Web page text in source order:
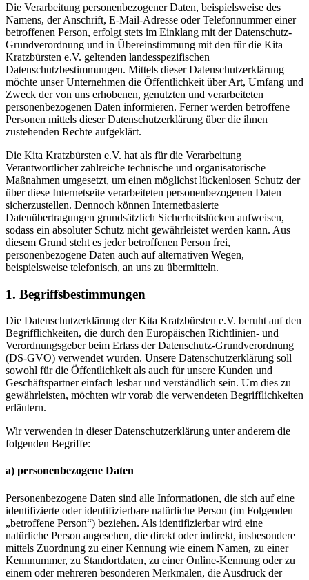
Die Verarbeitung personenbezogener Daten, beispielsweise des
Namens, der Anschrift, E-Mail-Adresse oder Telefonnummer einer
betroffenen Person, erfolgt stets im Einklang mit der Datenschutz-
Grundverordnung und in Übereinstimmung mit den für die Kita
Kratzbürsten e.V. geltenden landesspezifischen
Datenschutzbestimmungen. Mittels dieser Datenschutzerklärung
möchte unser Unternehmen die Öffentlichkeit über Art, Umfang und
Zweck der von uns erhobenen, genutzten und verarbeiteten
personenbezogenen Daten informieren. Ferner werden betroffene
Personen mittels dieser Datenschutzerklärung über die ihnen
zustehenden Rechte aufgeklärt.
Die Kita Kratzbürsten e.V. hat als für die Verarbeitung
Verantwortlicher zahlreiche technische und organisatorische
Maßnahmen umgesetzt, um einen möglichst lückenlosen Schutz der
über diese Internetseite verarbeiteten personenbezogenen Daten
sicherzustellen. Dennoch können Internetbasierte
Datenübertragungen grundsätzlich Sicherheitslücken aufweisen,
sodass ein absoluter Schutz nicht gewährleistet werden kann. Aus
diesem Grund steht es jeder betroffenen Person frei,
personenbezogene Daten auch auf alternativen Wegen,
beispielsweise telefonisch, an uns zu übermitteln.
1. Begriffsbestimmungen
Die Datenschutzerklärung der Kita Kratzbürsten e.V. beruht auf den
Begrifflichkeiten, die durch den Europäischen Richtlinien- und
Verordnungsgeber beim Erlass der Datenschutz-Grundverordnung
(DS-GVO) verwendet wurden. Unsere Datenschutzerklärung soll
sowohl für die Öffentlichkeit als auch für unsere Kunden und
Geschäftspartner einfach lesbar und verständlich sein. Um dies zu
gewährleisten, möchten wir vorab die verwendeten Begrifflichkeiten
erläutern.
Wir verwenden in dieser Datenschutzerklärung unter anderem die
folgenden Begriffe:
a) personenbezogene Daten
Personenbezogene Daten sind alle Informationen, die sich auf eine
identifizierte oder identifizierbare natürliche Person (im Folgenden
„betroffene Person“) beziehen. Als identifizierbar wird eine
natürliche Person angesehen, die direkt oder indirekt, insbesondere
mittels Zuordnung zu einer Kennung wie einem Namen, zu einer
Kennnummer, zu Standortdaten, zu einer Online-Kennung oder zu
einem oder mehreren besonderen Merkmalen, die Ausdruck der